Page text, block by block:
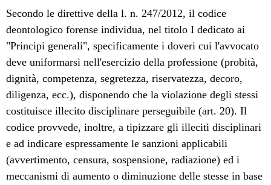
Secondo le direttive della l. n. 247/2012, il codice
deontologico forense individua, nel titolo I dedicato ai
"Principi generali", specificamente i doveri cui l'avvocato
deve uniformarsi nell'esercizio della professione (probità,
dignità, competenza, segretezza, riservatezza, decoro,
diligenza, ecc.), disponendo che la violazione degli stessi
costituisce illecito disciplinare perseguibile (art. 20). Il
codice provvede, inoltre, a tipizzare gli illeciti disciplinari
e ad indicare espressamente le sanzioni applicabili
(avvertimento, censura, sospensione, radiazione) ed i
meccanismi di aumento o diminuzione delle stesse in base